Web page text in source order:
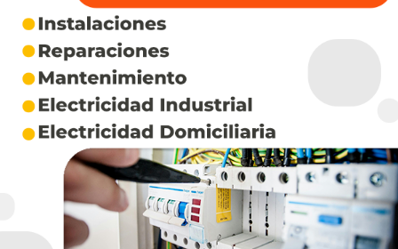
mediante con un núcleo concentrado de
cerealeras, que en tres días de operatoria,
menos de una decena de ellas se apropiaron de
Se resignaron recursos fiscales para beneficiar
al gran capital transnacional altamente
concentrado.
No existe respaldo teórico, sino improvisación y